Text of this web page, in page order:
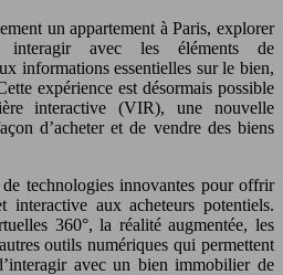
un appartement à Paris, explorer
avec les éléments de
informations essentielles sur le bien,
expérience est désormais possible
interactive (VIR), une nouvelle
d’acheter et de vendre des biens
technologies innovantes pour offrir
interactive aux acheteurs potentiels.
360°, la réalité augmentée, les
outils numériques qui permettent
avec un bien immobilier de